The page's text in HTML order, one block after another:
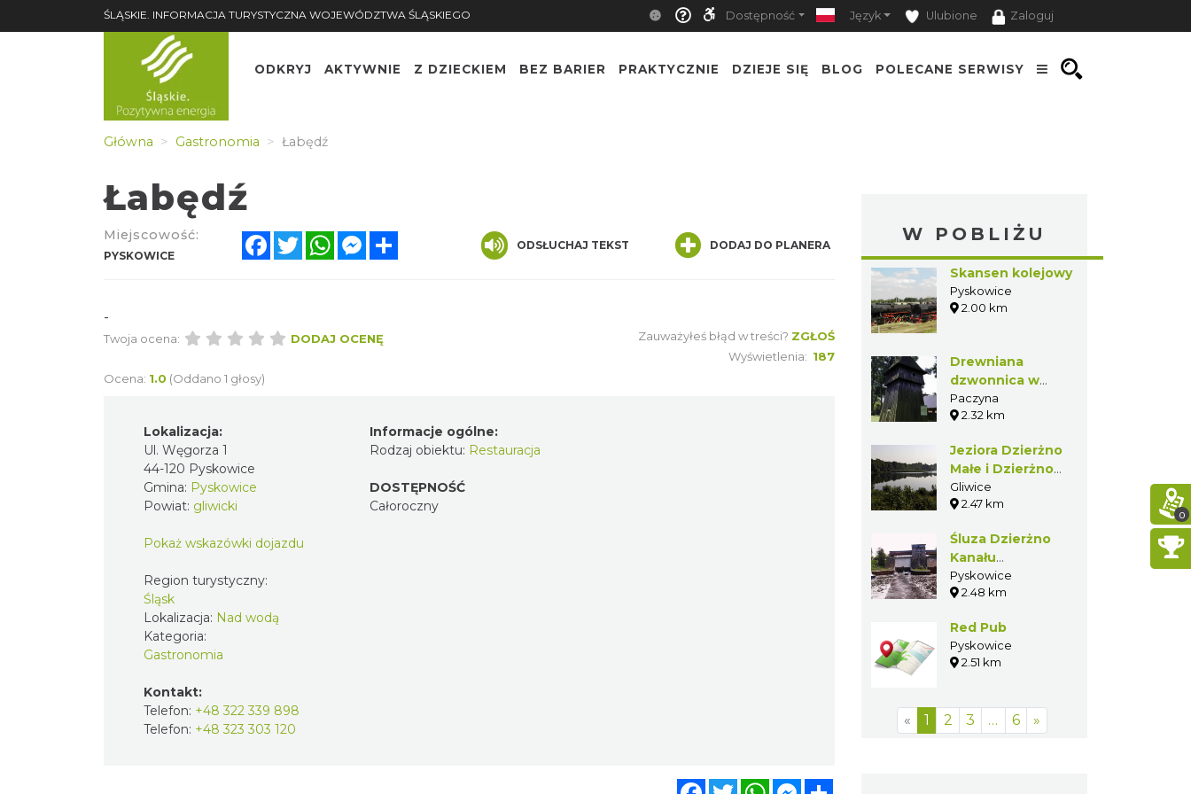
ŚLĄSKIE. INFORMACJA TURYSTYCZNA WOJEWÓDZTWA ŚLĄSKIEGO Dostępność Język Ulubione Zaloguj
ODKRYJ AKTYWNIE Z DZIECKIEM BEZ BARIER PRAKTYCZNIE DZIEJE SIĘ BLOG POLECANE SERWISY
Główna Gastronomia Łabędź
Łabędź
Miejscowość:
PYSKOWICE
Facebook
TwitterWhatsAppMessenger ODSŁUCHAJ TEKST DODAJ DO PLANERA
Twoja ocena: DODAJ OCENĘ
Ocena:1.0 (Oddano 1 głosy)
Zauważyłeś błąd w treści?ZGŁOŚ
Wyświetlenia:187
Lokalizacja:
Ul. Węgorza 1
44-120 Pyskowice
Gmina:Pyskowice
Powiat:gliwicki
Pokaż wskazówki dojazdu
Region turystyczny:
Lokalizacja:Nad wodą
Kategoria:
Gastronomia
Kontakt:
Telefon:+48 322 339 898
Telefon:+48 323 303 120
Informacje ogólne:
Rodzaj obiektu:Restauracja
DOSTĘPNOŚĆ
Całoroczny
FacebookTwitterWhatsAppMessenger
Share
W POBLIŻU
Skansen
kolejowy
Pyskowice
Drewniana
dzwonnica w
Paczynie
Paczyna
2.32 km
Jeziora
Dzierżno Małe i
Dzierżno Duże
Gliwice
2.47 km
Śluza Dzierżno
Kanału
Gliwickiego
Pyskowice
2.48 km
Red Pub
Pyskowice
2.51 km
2 3 … 6
0